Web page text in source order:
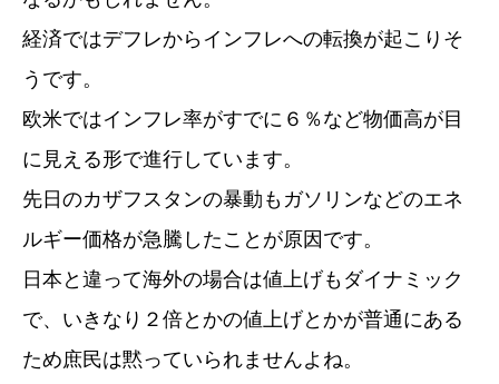
経済ではデフレからインフレへの転換が起こりそ
うです。
欧米ではインフレ率がすでに６％など物価高が目
に見える形で進行しています。
先日のカザフスタンの暴動もガソリンなどのエネ
ルギー価格が急騰したことが原因です。
日本と違って海外の場合は値上げもダイナミック
で、いきなり２倍とかの値上げとかが普通にある
ため庶民は黙っていられませんよね。